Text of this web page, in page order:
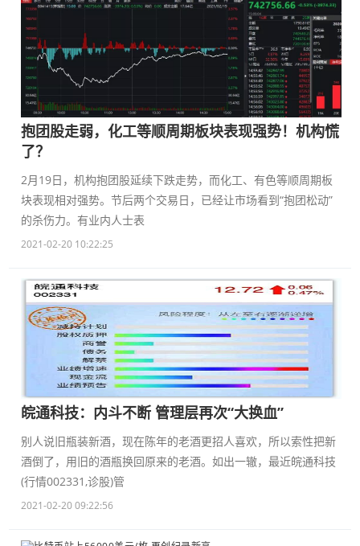
抱团股走弱，化工等顺周期板块表现强势！机构慌
了？
2月19日，机构抱团股延续下跌走势，而化工、有色等顺周期板
块表现相对强势。节后两个交易日，已经让市场看到“抱团松动”
的杀伤力。有业内人士表
2021-02-20 10:22:25
皖通科技：内斗不断 管理层再次“大换血”
别人说旧瓶装新酒，现在陈年的老酒更招人喜欢，所以索性把新
酒倒了，用旧的酒瓶换回原来的老酒。如出一辙，最近皖通科技
(行情002331,诊股)管
2021-02-20 09:22:56